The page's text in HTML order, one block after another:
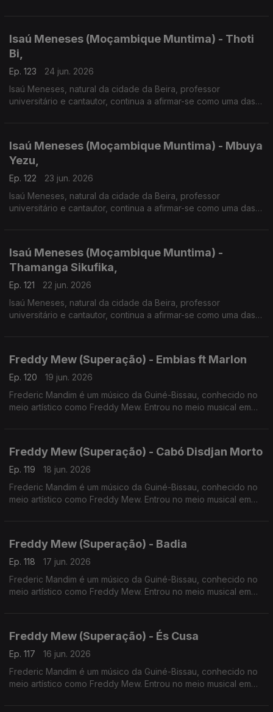
Isaú Meneses (Moçambique Muntima) - Thoti
Bi,
Ep. 123
24 jun. 2026
Isaú Meneses, natural da cidade da Beira, professor
universitário e cantautor, continua a afirmar-se como uma das
Isaú Meneses (Moçambique Muntima) - Mbuya
Yezu,
Ep. 122
23 jun. 2026
Isaú Meneses, natural da cidade da Beira, professor
universitário e cantautor, continua a afirmar-se como uma das
Isaú Meneses (Moçambique Muntima) -
Thamanga Sikufika,
Ep. 121
22 jun. 2026
Isaú Meneses, natural da cidade da Beira, professor
universitário e cantautor, continua a afirmar-se como uma das
Freddy Mew (Superação) - Embias ft Marlon
Ep. 120
19 jun. 2026
Frederic Mandim é um músico da Guiné-Bissau, conhecido no
meio artístico como Freddy Mew. Entrou no meio musical em
Freddy Mew (Superação) - Cabó Disdjan Morto
Ep. 119
18 jun. 2026
Frederic Mandim é um músico da Guiné-Bissau, conhecido no
meio artístico como Freddy Mew. Entrou no meio musical em
Freddy Mew (Superação) - Badia
Ep. 118
17 jun. 2026
Frederic Mandim é um músico da Guiné-Bissau, conhecido no
meio artístico como Freddy Mew. Entrou no meio musical em
Freddy Mew (Superação) - És Cusa
Ep. 117
16 jun. 2026
Frederic Mandim é um músico da Guiné-Bissau, conhecido no
meio artístico como Freddy Mew. Entrou no meio musical em